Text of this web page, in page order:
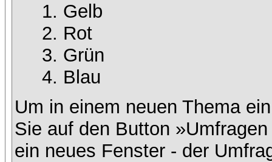
Gelb
Rot
Grün
Blau
Um in einem neuen Thema
Sie auf den Button
ein neues Fenster - der